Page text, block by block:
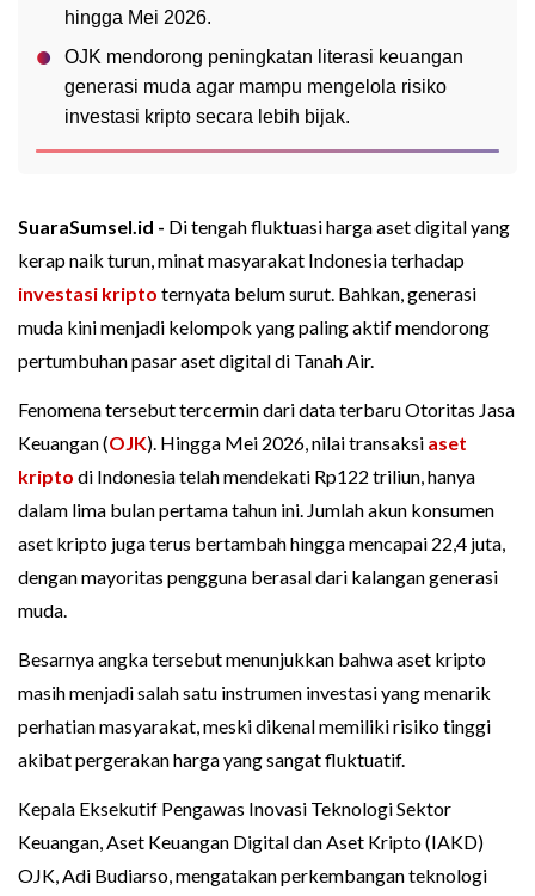
hingga Mei 2026.
OJK mendorong peningkatan literasi keuangan
generasi muda agar mampu mengelola risiko
investasi kripto secara lebih bijak.
SuaraSumsel.id - Di tengah fluktuasi harga aset digital yang
kerap naik turun, minat masyarakat Indonesia terhadap
investasi kripto ternyata belum surut. Bahkan, generasi
muda kini menjadi kelompok yang paling aktif mendorong
pertumbuhan pasar aset digital di Tanah Air.
Fenomena tersebut tercermin dari data terbaru Otoritas Jasa
Keuangan (OJK). Hingga Mei 2026, nilai transaksi aset
kripto di Indonesia telah mendekati Rp122 triliun, hanya
dalam lima bulan pertama tahun ini. Jumlah akun konsumen
aset kripto juga terus bertambah hingga mencapai 22,4 juta,
dengan mayoritas pengguna berasal dari kalangan generasi
muda.
Besarnya angka tersebut menunjukkan bahwa aset kripto
masih menjadi salah satu instrumen investasi yang menarik
perhatian masyarakat, meski dikenal memiliki risiko tinggi
akibat pergerakan harga yang sangat fluktuatif.
Kepala Eksekutif Pengawas Inovasi Teknologi Sektor
Keuangan, Aset Keuangan Digital dan Aset Kripto (IAKD)
OJK, Adi Budiarso, mengatakan perkembangan teknologi